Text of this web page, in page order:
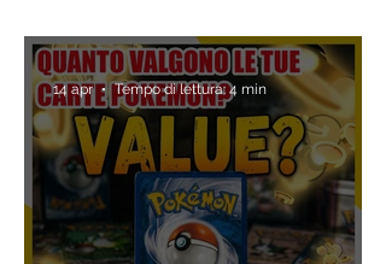
14 apr Tempo di lettura: 4 min